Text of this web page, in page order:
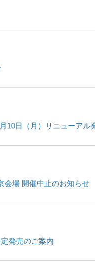
10日（月）リニューアル
会場 開催中止のお知らせ
発売のご案内